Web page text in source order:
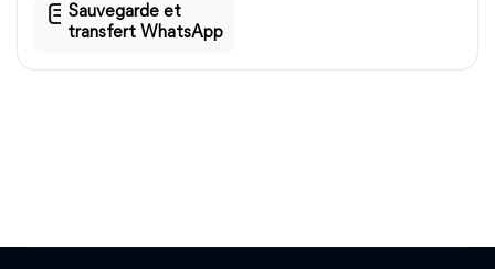
Sauvegarde et
transfert WhatsApp